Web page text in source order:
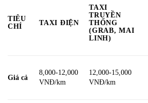
TIÊU
CHÍ
TAXI ĐIỆN
TAXI
TRUYỀN
THỐNG
(GRAB, MAI
LINH)
Giá cả
8,000-12,000
VNĐ/km
12,000-15,000
VNĐ/km